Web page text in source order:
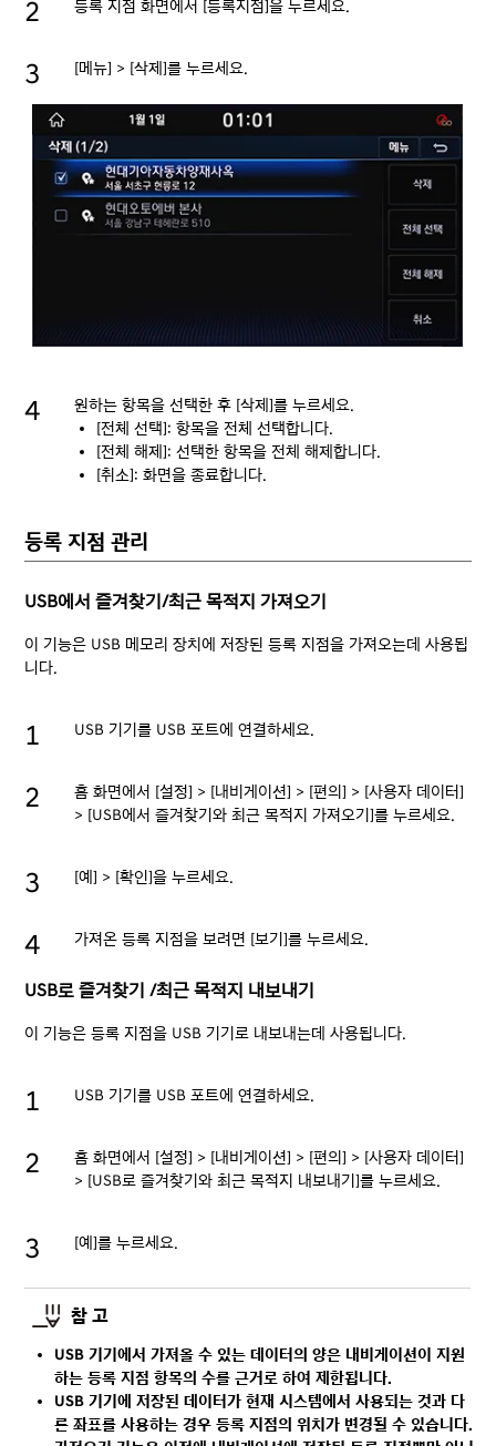
등록 지점 화면에서 [등록지점]을 누르세요.
[메뉴] > [삭제]를 누르세요.
원하는 항목을 선택한 후 [삭제]를 누르세요.
[전체 선택]: 항목을 전체 선택합니다.
[전체 해제]: 선택한 항목을 전체 해제합니다.
[취소]: 화면을 종료합니다.
등록 지점 관리
USB에서 즐겨찾기/최근 목적지 가져오기
이 기능은 USB 메모리 장치에 저장된 등록 지점을 가져오는데 사용됩
니다.
USB 기기를 USB 포트에 연결하세요.
홈 화면에서 [설정] > [내비게이션] > [편의] > [사용자 데이터]
> [USB에서 즐겨찾기와 최근 목적지 가져오기]를 누르세요.
[예] > [확인]을 누르세요.
가져온 등록 지점을 보려면 [보기]를 누르세요.
USB로 즐겨찾기 /최근 목적지 내보내기
이 기능은 등록 지점을 USB 기기로 내보내는데 사용됩니다.
USB 기기를 USB 포트에 연결하세요.
홈 화면에서 [설정] > [내비게이션] > [편의] > [사용자 데이터]
> [USB로 즐겨찾기와 최근 목적지 내보내기]를 누르세요.
[예]를 누르세요.
참 고
USB 기기에서 가져올 수 있는 데이터의 양은 내비게이션이 지원
하는 등록 지점 항목의 수를 근거로 하여 제한됩니다.
USB 기기에 저장된 데이터가 현재 시스템에서 사용되는 것과 다
른 좌표를 사용하는 경우 등록 지점의 위치가 변경될 수 있습니다.